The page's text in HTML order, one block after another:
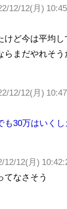
12/12(月)
けど今は平均
らまだやれそう
12/12(月)
も30万はいく
12/12(月)
てなさそう